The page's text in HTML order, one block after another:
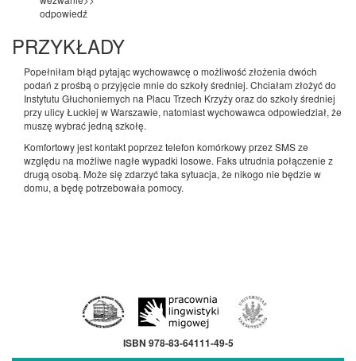
odpowiedź
PRZYKŁADY
Popełniłam błąd pytając wychowawcę o możliwość złożenia dwóch
podań z prośbą o przyjęcie mnie do szkoły średniej. Chciałam złożyć do
Instytutu Głuchoniemych na Placu Trzech Krzyży oraz do szkoły średniej
przy ulicy Łuckiej w Warszawie, natomiast wychowawca odpowiedział, że
muszę wybrać jedną szkołę.
Komfortowy jest kontakt poprzez telefon komórkowy przez SMS ze
względu na możliwe nagłe wypadki losowe. Faks utrudnia połączenie z
drugą osobą. Może się zdarzyć taka sytuacja, że nikogo nie będzie w
domu, a będę potrzebowała pomocy.
ISBN 978-83-64111-49-5